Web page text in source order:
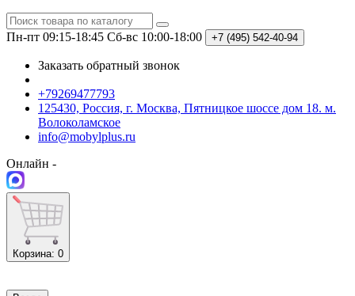
Пн-пт 09:15-18:45 Сб-вс 10:00-18:00 +7 (495) 542-40-94
Заказать обратный звонок
+79269477793
125430, Россия, г. Москва, Пятницкое шоссе дом 18. м.
Волоколамское
info@mobylplus.ru
Онлайн -
Корзина: 0